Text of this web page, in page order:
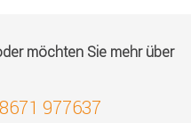
möchten Sie mehr über
977637